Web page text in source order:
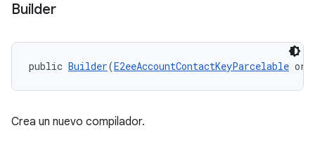
Builder
public Builder(E2eeAccountContactKeyParcelable
Crea un nuevo compilador.